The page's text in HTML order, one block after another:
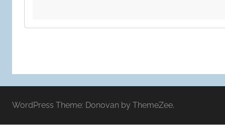
WordPress Theme: Donovan by ThemeZee.